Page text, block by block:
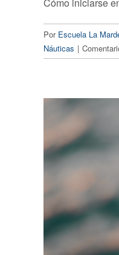
Por Escuela La
Náuticas |